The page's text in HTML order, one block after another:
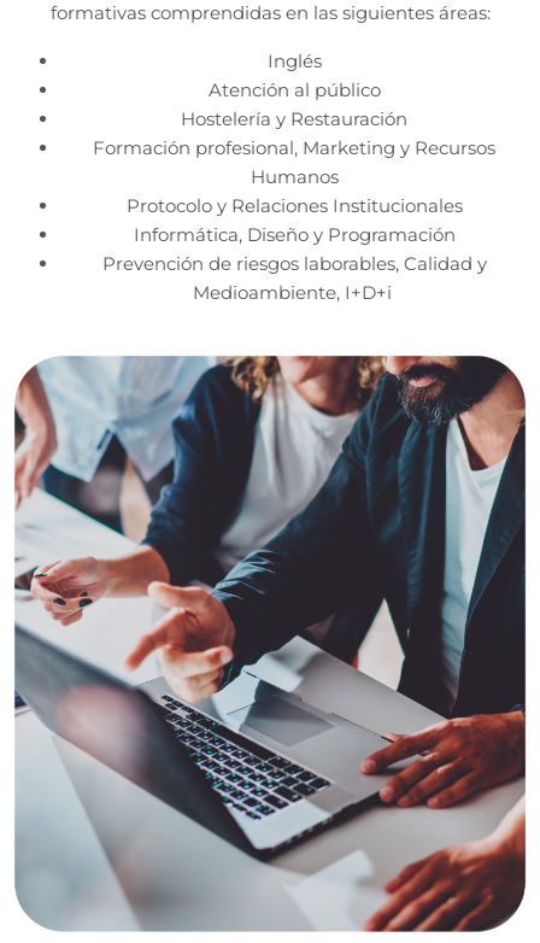
formativas comprendidas en las siguientes áreas:
Inglés
Atención al público
Hostelería y Restauración
Formación profesional, Marketing y Recursos
Humanos
Protocolo y Relaciones Institucionales
Informática, Diseño y Programación
Prevención de riesgos laborables, Calidad y
Medioambiente, I+D+i